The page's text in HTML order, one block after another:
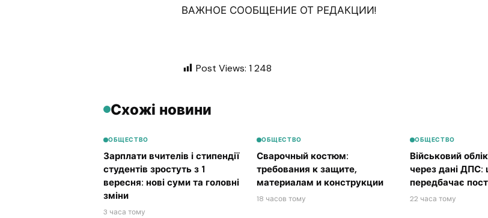
ВАЖНОЕ СООБЩЕНИЕ ОТ РЕДАКЦИИ!
Post Views: 1 248
Схожі новини
ОБЩЕСТВО
Зарплати вчителів і стипендії
студентів зростуть з 1
вересня: нові суми та головні
зміни
3 часа тому
ОБЩЕСТВО
Сварочный костюм:
требования к защите,
материалам и конструкции
18 часов тому
ОБЩЕСТВО
Військовий
через дані ДПС:
передбачає
22 часа тому